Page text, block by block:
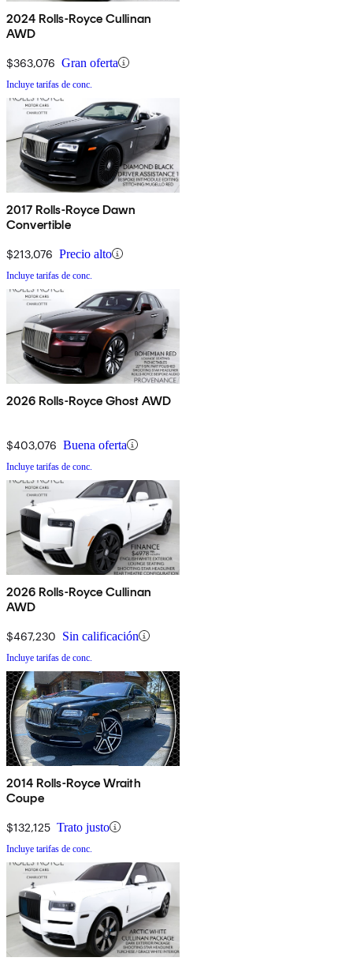
2024 Rolls-Royce Cullinan
AWD
$363,076 Gran oferta
Incluye tarifas de conc.
2017 Rolls-Royce Dawn
Convertible
$213,076 Precio alto
Incluye tarifas de conc.
2026 Rolls-Royce Ghost AWD
$403,076 Buena oferta
Incluye tarifas de conc.
2026 Rolls-Royce Cullinan
AWD
$467,230 Sin calificación
Incluye tarifas de conc.
2014 Rolls-Royce Wraith
Coupe
$132,125 Trato justo
Incluye tarifas de conc.